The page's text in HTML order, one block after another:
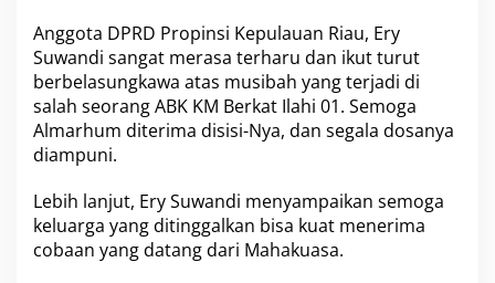
Anggota DPRD Propinsi Kepulauan Riau, Ery
Suwandi sangat merasa terharu dan ikut turut
berbelasungkawa atas musibah yang terjadi di
salah seorang ABK KM Berkat Ilahi 01. Semoga
Almarhum diterima disisi-Nya, dan segala dosanya
diampuni.
Lebih lanjut, Ery Suwandi menyampaikan semoga
keluarga yang ditinggalkan bisa kuat menerima
cobaan yang datang dari Mahakuasa.